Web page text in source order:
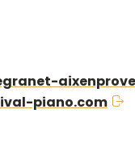
piano.com